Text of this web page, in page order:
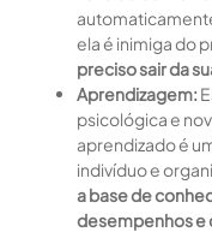
ela é inimiga do
preciso sair da
Aprendizagem:
psicológica e
aprendizado é
indivíduo e
a base de
desempenhos e